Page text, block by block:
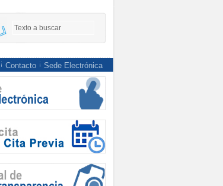
Contacto Sede Electrónica